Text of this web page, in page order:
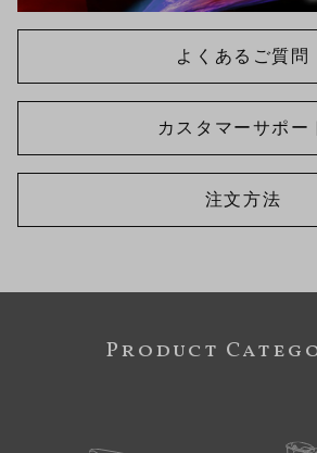
よくあるご質問
カスタマーサポー
注文方法
Product